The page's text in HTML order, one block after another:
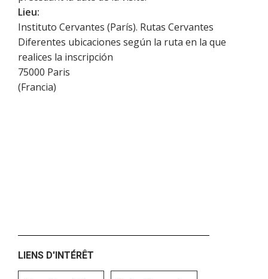
Lieu:
Instituto Cervantes (París). Rutas Cervantes
Diferentes ubicaciones según la ruta en la que
realices la inscripción
75000 Paris
(Francia)
LIENS D'INTÉRÊT